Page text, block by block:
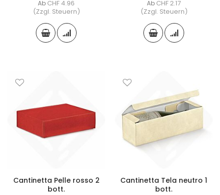
Ab CHF 4.96
(Zzgl. Steuern)
Ab CHF 2.17
(Zzgl. Steuern)
Cantinetta Pelle rosso 2
bott.
Cantinetta Tela neutro 1
bott.